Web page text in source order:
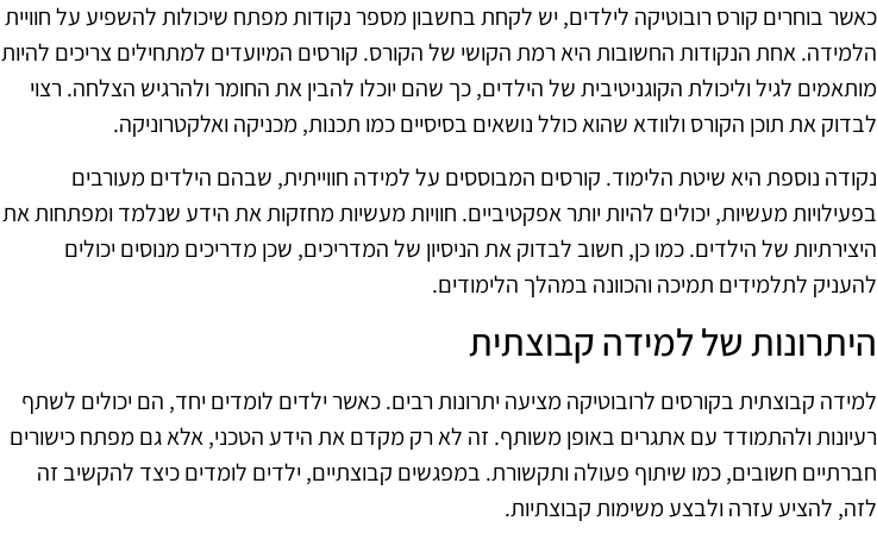
כאשר בוחרים קורס רובוטיקה לילדים, יש לקחת בחשבון מספר נקודות מפתח שיכולות להשפיע על חוויית
הלמידה. אחת הנקודות החשובות היא רמת הקושי של הקורס. קורסים המיועדים למתחילים צריכים להיות
מותאמים לגיל וליכולת הקוגניטיבית של הילדים, כך שהם יוכלו להבין את החומר ולהרגיש הצלחה. רצוי
לבדוק את תוכן הקורס ולוודא שהוא כולל נושאים בסיסיים כמו תכנות, מכניקה ואלקטרוניקה.
נקודה נוספת היא שיטת הלימוד. קורסים המבוססים על למידה חווייתית, שבהם הילדים מעורבים
בפעילויות מעשיות, יכולים להיות יותר אפקטיביים. חוויות מעשיות מחזקות את הידע שנלמד ומפתחות את
היצירתיות של הילדים. כמו כן, חשוב לבדוק את הניסיון של המדריכים, שכן מדריכים מנוסים יכולים
להעניק לתלמידים תמיכה והכוונה במהלך הלימודים.
היתרונות של למידה קבוצתית
למידה קבוצתית בקורסים לרובוטיקה מציעה יתרונות רבים. כאשר ילדים לומדים יחד, הם יכולים לשתף
רעיונות ולהתמודד עם אתגרים באופן משותף. זה לא רק מקדם את הידע הטכני, אלא גם מפתח כישורים
חברתיים חשובים, כמו שיתוף פעולה ותקשורת. במפגשים קבוצתיים, ילדים לומדים כיצד להקשיב זה
לזה, להציע עזרה ולבצע משימות קבוצתיות.